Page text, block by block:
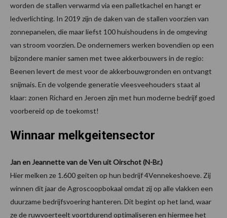
worden de stallen verwarmd via een palletkachel en hangt er
ledverlichting. In 2019 zijn de daken van de stallen voorzien van
zonnepanelen, die maar liefst 100 huishoudens in de omgeving
van stroom voorzien. De ondernemers werken bovendien op een
bijzondere manier samen met twee akkerbouwers in de regio:
Beenen levert de mest voor de akkerbouwgronden en ontvangt
snijmais. En de volgende generatie vleesveehouders staat al
klaar: zonen Richard en Jeroen zijn met hun moderne bedrijf goed
voorbereid op de toekomst!
Winnaar melkgeitensector
Jan en Jeannette van de Ven uit Oirschot (N-Br.)
Hier melken ze 1.600 geiten op hun bedrijf 4Vennekeshoeve. Zij
winnen dit jaar de Agroscoopbokaal omdat zij op alle vlakken een
duurzame bedrijfsvoering hanteren. Dit begint op het land, waar
ze de ruwvoerteelt voortdurend optimaliseren en hiermee het